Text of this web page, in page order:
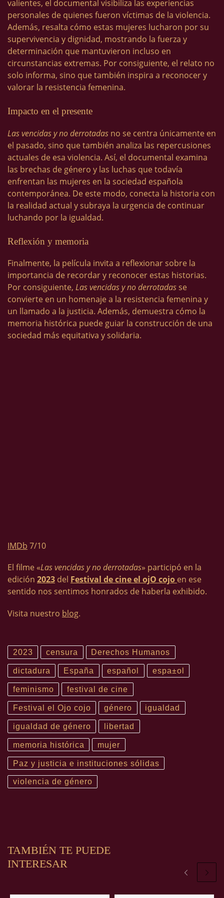
valientes, el documental visibiliza las experiencias
personales de quienes fueron víctimas de la violencia.
Además, resalta cómo estas mujeres lucharon por su
supervivencia y dignidad, mostrando la fuerza y
determinación que mantuvieron incluso en
circunstancias extremas. Por consiguiente, el relato no
solo informa, sino que también inspira a reconocer y
valorar la resistencia femenina.
Impacto en el presente
Las vencidas y no derrotadas no se centra únicamente en
el pasado, sino que también analiza las repercusiones
actuales de esa violencia. Así, el documental examina
las brechas de género y las luchas que todavía
enfrentan las mujeres en la sociedad española
contemporánea. De este modo, conecta la historia con
la realidad actual y subraya la urgencia de continuar
luchando por la igualdad.
Reflexión y memoria
Finalmente, la película invita a reflexionar sobre la
importancia de recordar y reconocer estas historias.
Por consiguiente, Las vencidas y no derrotadas se
convierte en un homenaje a la resistencia femenina y
un llamado a la justicia. Además, demuestra cómo la
memoria histórica puede guiar la construcción de una
sociedad más equitativa y solidaria.
IMDb 7/10
El filme «Las vencidas y no derrotadas» participó en la
edición 2023 del Festival de cine el ojO cojo en ese
sentido nos sentimos honrados de haberla exhibido.
Visita nuestro blog.
2023 censura Derechos Humanos
dictadura España español espa±ol
feminismo festival de cine
Festival el Ojo cojo género igualdad
igualdad de género libertad
memoria histórica mujer
Paz y justicia e instituciones sólidas
violencia de género
TAMBIÉN TE PUEDE
INTERESAR